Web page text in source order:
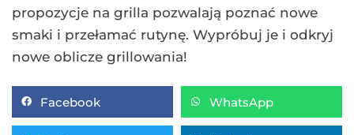
propozycje na grilla pozwalają poznać nowe
smaki i przełamać rutynę. Wypróbuj je i odkryj
nowe oblicze grillowania!
Facebook WhatsApp